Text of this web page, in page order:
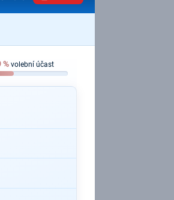
% volební účast